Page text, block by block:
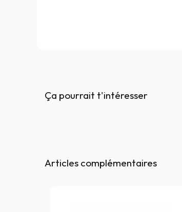
Ça pourrait t'intéresser
Articles complémentaires